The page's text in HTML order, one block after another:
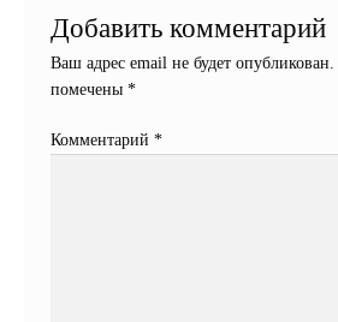
Добавить комментарий
Ваш адрес email не будет опубликован.
помечены*
Комментарий*